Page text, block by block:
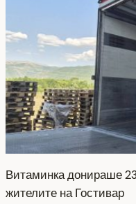
Витаминка донираше
жителите на Гостивар